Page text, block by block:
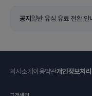
공지 일반 유심 유료 전환 안
회사소개이용약관개인정보처